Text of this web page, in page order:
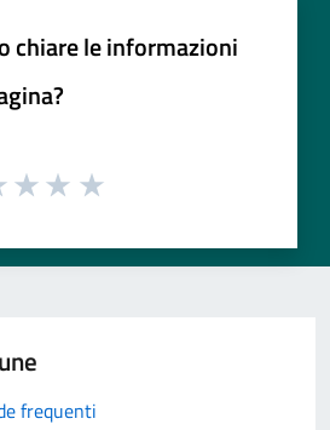
chiare le informazioni
frequenti